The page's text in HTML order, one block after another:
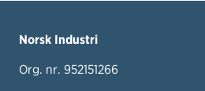
Norsk Industri
Org. nr. 952151266